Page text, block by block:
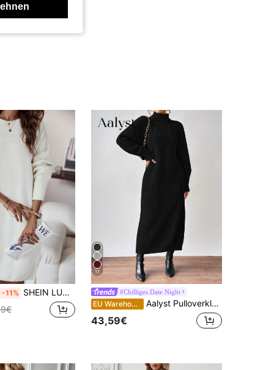
-11% SHEIN LUNE Einfarbiges Pulloverkleid im Herbst/Winter, Drop-Shoulder
11
#Chilliges Date Night
EU Warehouse Aalyst Pulloverkleid mit Rollkragen, Raglanärmeln, ohne Gürtel
43,59€